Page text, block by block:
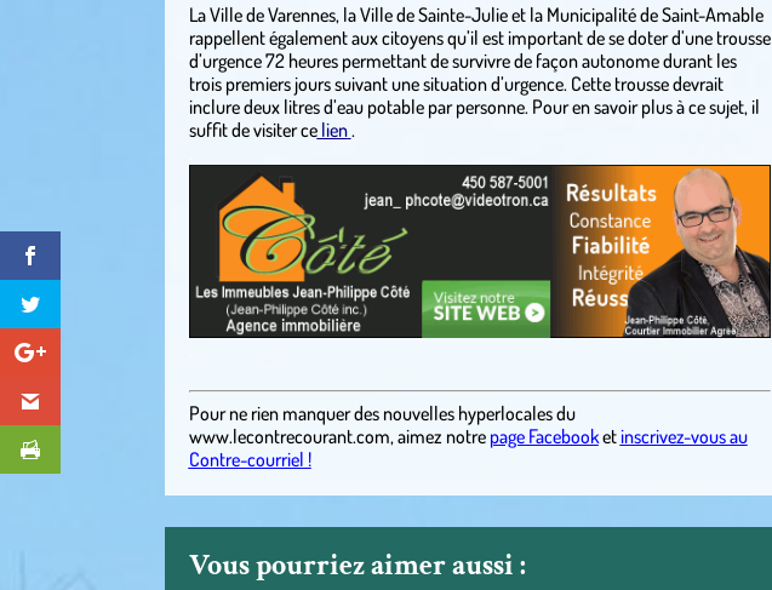
La Ville de Varennes, la Ville de Sainte-Julie et la Municipalité de Saint-Amable
rappellent également aux citoyens qu’il est important de se doter d’une trousse
d’urgence 72 heures permettant de survivre de façon autonome durant les
trois premiers jours suivant une situation d’urgence. Cette trousse devrait
inclure deux litres d’eau potable par personne. Pour en savoir plus à ce sujet, il
suffit de visiter celien.
Pour ne rien manquer des nouvelles hyperlocales du
www.lecontrecourant.com, aimez notre page Facebooketinscrivez-vous au
Contre-courriel !
Vous pourriez aimer aussi :